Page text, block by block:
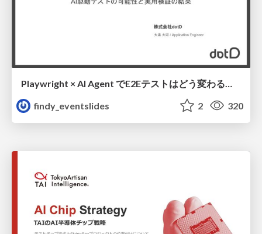
findy_eventslides
2 320